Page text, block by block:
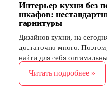
Интерьер кухни без
шкафов:
гарнитуры
Дизайнов кухни, на
достаточно много.
найти для себя
внимание на
Читать подробнее »